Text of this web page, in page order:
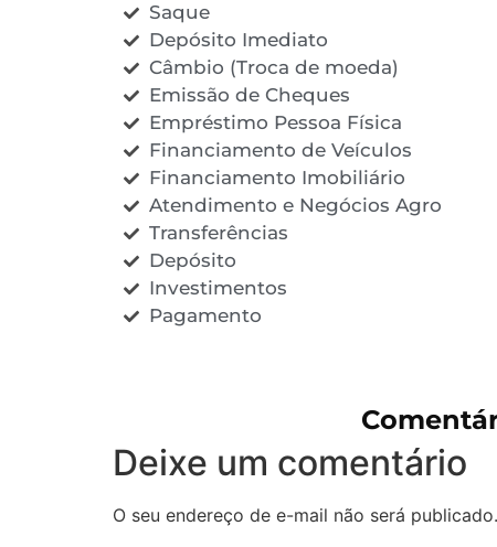
Saque
Depósito Imediato
Câmbio (Troca de moeda)
Emissão de Cheques
Empréstimo Pessoa Física
Financiamento de Veículos
Financiamento Imobiliário
Atendimento e Negócios Agro
Transferências
Depósito
Investimentos
Pagamento
Deixe um comentário
O seu endereço de e-mail não será publicado.